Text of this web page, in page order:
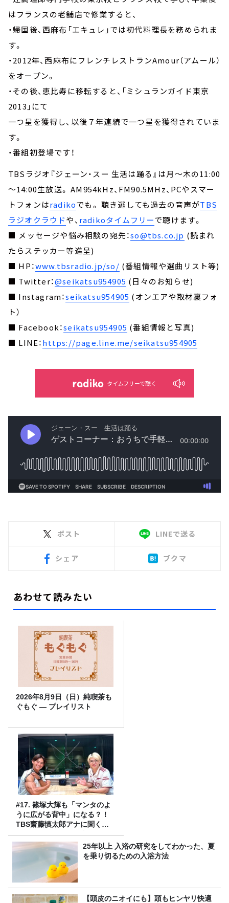
はフランスの老舗店で修業すると、
・帰国後、西麻布「エキュレ」では初代料理長を務められま
す。
・2012年、西麻布にフレンチレストランAmour（アムール）
をオープン。
・その後、恵比寿に移転すると、「ミシュランガイド東京
2013」にて
一つ星を獲得し、以後７年連続で一つ星を獲得されていま
す。
・番組初登場です！
TBSラジオ『ジェーン・スー 生活は踊る』は月～木の11:00
～14:00生放送。 AM954kHz、FM90.5MHz、PCやスマー
トフォンはradikoでも。 聴き逃しても過去の音声がTBS
ラジオクラウドや、 radikoタイムフリーで聴けます。
■ メッセージや悩み相談の宛先：so@tbs.co.jp (読まれ
たらステッカー等進呈)
■ HP：www.tbsradio.jp/so/ (番組情報や選曲リスト等)
■ Twitter：@seikatsu954905 (日々のお知らせ)
■ Instagram：seikatsu954905 (オンエアや取材裏フォ
ト）
■ Facebook：seikatsu954905 (番組情報と写真)
■ LINE：https://page.line.me/seikatsu954905
タイムフリーで聴く
ポスト LINEで送る
シェア ブクマ
あわせて読みたい
2026年8月9日（日）純喫茶も
ぐもぐ ― プレイリスト
#17. 篠塚大輝も「マンタのよ
うに広がる背中」になる？！
TBS齋藤慎太郎アナに聞くメ
ンズフィジークの魅力！！
25年以上 入浴の研究をしてわかった、夏
を乗り切るための入浴方法
【頭皮のニオイにも】頭もヒンヤリ快適